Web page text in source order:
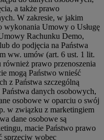
a także prawo
W zakresie, w jakim
wykonania Umowy o Usługę
Rachunku Demo,
do podjęcia na Państwa
ww. umów (art. 6 ust. 1 lit.
prawo przenoszenia
mogą Państwo wnieść
z Państwa szczególną
danych osobowych,
osobowe w oparciu o swój
w związku z marketingiem
dane osobowe są
macie Państwo prawo
sprzeciw wobec